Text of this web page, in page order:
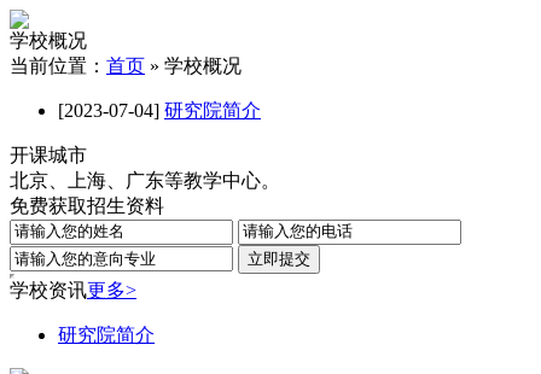
学校概况
当前位置： 首页 » 学校概况
[2023-07-04] 研究院简介
开课城市
北京、上海、广东等教学中心。
免费获取招生资料
学校资讯更多>
研究院简介